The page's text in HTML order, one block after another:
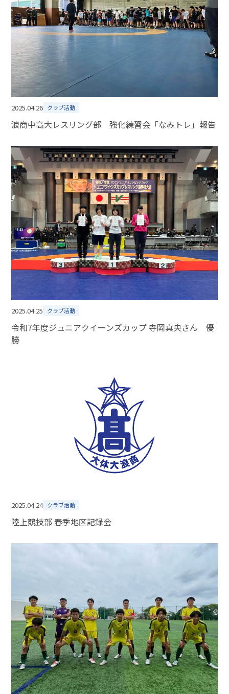
2025.04.26 クラブ活動
浪商中高大レスリング部 強化練習会「なみトレ」報告
2025.04.25 クラブ活動
令和7年度ジュニアクイーンズカップ 寺岡真央さん 優
勝
2025.04.24 クラブ活動
陸上競技部 春季地区記録会